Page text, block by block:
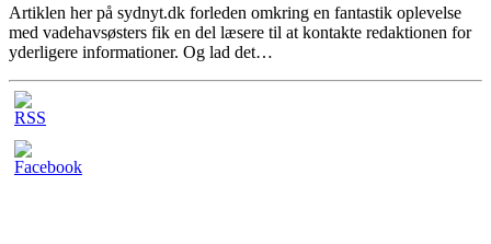
Artiklen her på sydnyt.dk forleden omkring en fantastik oplevelse
med vadehavsøsters fik en del læsere til at kontakte redaktionen for
yderligere informationer. Og lad det…